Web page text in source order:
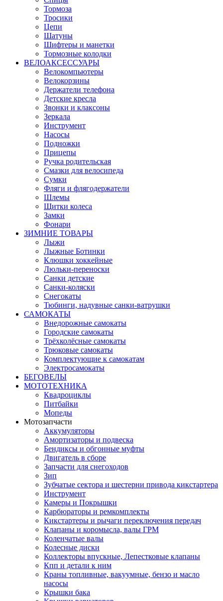
Тормоза
Тросики
Цепи
Шатуны
Шифтеры и манетки
Тормозные колодки
ВЕЛОАКСЕССУАРЫ
Велокомпьютеры
Велокорзины
Держатели телефона
Детские кресла
Звонки и клаксоны
Зеркала
Инструмент
Насосы
Подножки
Прицепы
Ручка родительская
Смазки для велосипеда
Сумки
Фляги и флягодержатели
Шлемы
Щитки колеса
Замки
Фонари
ЗИМНИЕ ТОВАРЫ
Лыжи
Лыжные Ботинки
Клюшки хоккейные
Люльки-переноски
Санки детские
Санки-коляски
Снегокаты
Тюбинги, надувные санки-ватрушки
САМОКАТЫ
Внедорожные самокаты
Городские самокаты
Трёхколёсные самокаты
Трюковые самокаты
Комплектующие к самокатам
Электросамокаты
БЕГОВЕЛЫ
МОТОТЕХНИКА
Квадроциклы
Питбайки
Мопеды
Мотозапчасти
Аккумуляторы
Амортизаторы и подвеска
Бендиксы и обгонные муфты
Двигатель в сборе
Запчасти для снегоходов
Зип
Зубчатые сектора и шестерни привода кикстартера
Инструмент
Камеры и Покрышки
Карбюраторы и ремкомплекты
Кикстартеры и рычаги переключения передач
Клапаны и коромысла, валы ГРМ
Коленчатые валы
Колесные диски
Коллекторы впускные, Лепестковые клапаны
Кпп и детали к ним
Краны топливные, вакуумные, бензо и масло
насосы
Крышки бака